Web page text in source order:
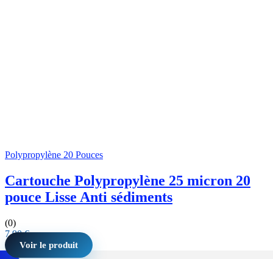
Polypropylène 20 Pouces
Cartouche Polypropylène 25 micron 20
pouce Lisse Anti sédiments
(0)
7,90€
Voir le produit